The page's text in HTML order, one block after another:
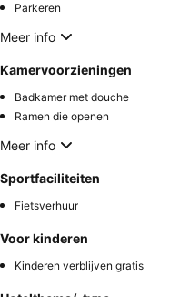
Parkeren
Meer info
Kamervoorzieningen
Badkamer met douche
Ramen die openen
Meer info
Sportfaciliteiten
Fietsverhuur
Voor kinderen
Kinderen verblijven gratis